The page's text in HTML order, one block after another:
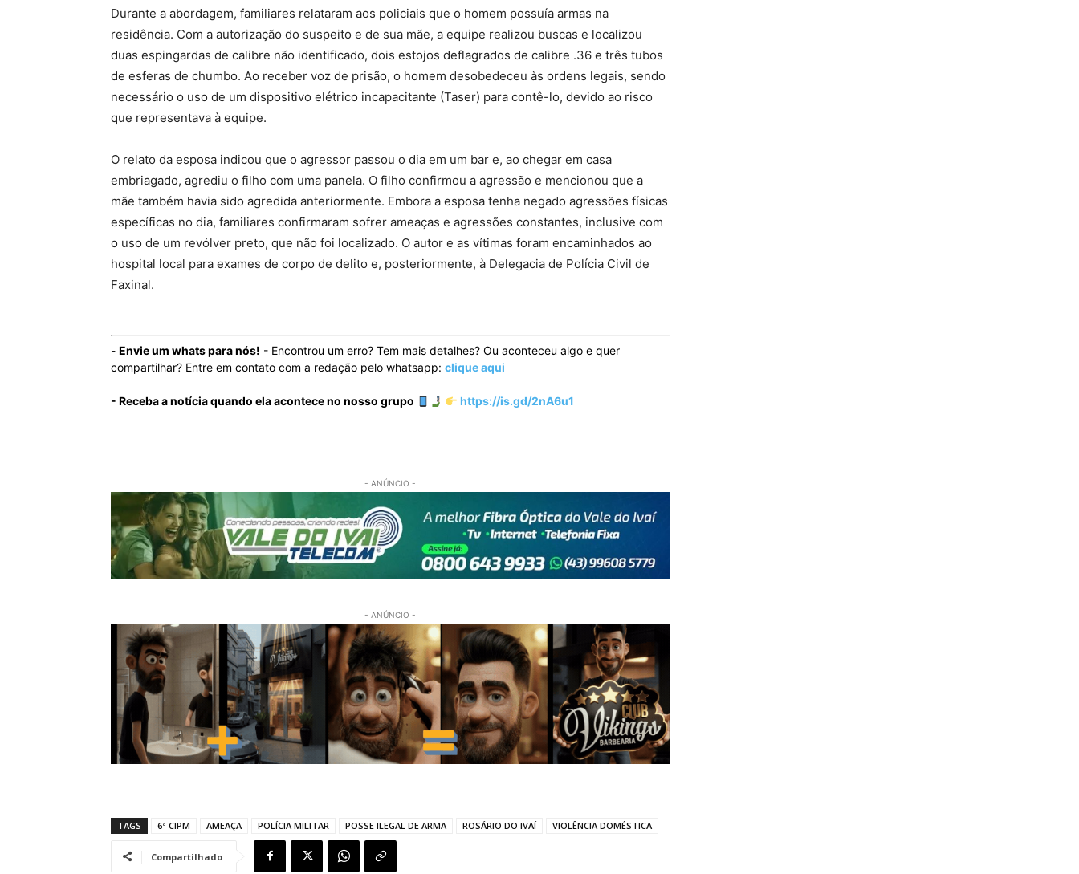
Durante a abordagem, familiares relataram aos policiais que o homem possuía armas na
residência. Com a autorização do suspeito e de sua mãe, a equipe realizou buscas e localizou
duas espingardas de calibre não identificado, dois estojos deflagrados de calibre .36 e três tubos
de esferas de chumbo. Ao receber voz de prisão, o homem desobedeceu às ordens legais, sendo
necessário o uso de um dispositivo elétrico incapacitante (Taser) para contê-lo, devido ao risco
que representava à equipe.
O relato da esposa indicou que o agressor passou o dia em um bar e, ao chegar em casa
embriagado, agrediu o filho com uma panela. O filho confirmou a agressão e mencionou que a
mãe também havia sido agredida anteriormente. Embora a esposa tenha negado agressões físicas
específicas no dia, familiares confirmaram sofrer ameaças e agressões constantes, inclusive com
o uso de um revólver preto, que não foi localizado. O autor e as vítimas foram encaminhados ao
hospital local para exames de corpo de delito e, posteriormente, à Delegacia de Polícia Civil de
Faxinal.
- Envie um whats para nós! - Encontrou um erro? Tem mais detalhes? Ou aconteceu algo e quer
compartilhar? Entre em contato com a redação pelo whatsapp: clique aqui
- Receba a notícia quando ela acontece no nosso grupo https://is.gd/2nA6u1
- ANÚNCIO -
- ANÚNCIO -
TAGS 6ª CIPM AMEAÇA POLÍCIA MILITAR POSSE ILEGAL DE ARMA ROSÁRIO DO IVAÍ VIOLÊNCIA DOMÉSTICA
Compartilhado